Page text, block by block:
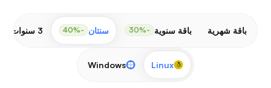
باقة شهرية باقة سنوية -30% سنتان -40% 3 سنوات
Linux
Windows